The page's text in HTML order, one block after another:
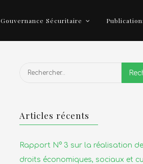
Gouvernance Sécuritaire
Rechercher :
Articles récents
Rapport N° 3 sur la réalisation
droits économiques, sociaux et